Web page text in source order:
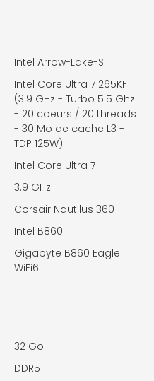
Intel Arrow-Lake-S
Intel Core Ultra 7 265KF
(3.9 GHz - Turbo 5.5 Ghz
- 20 coeurs / 20 threads
- 30 Mo de cache L3 -
TDP 125W)
Intel Core Ultra 7
3.9 GHz
Corsair Nautilus 360
Intel B860
Gigabyte B860 Eagle
WiFi6
32 Go
DDR5